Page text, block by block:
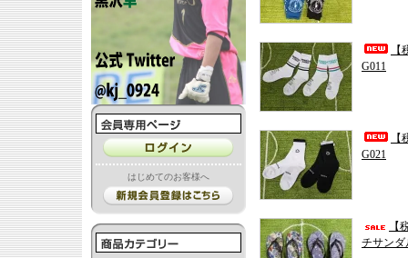
はじめてのお客様へ
G011
G021
【
チサンダ